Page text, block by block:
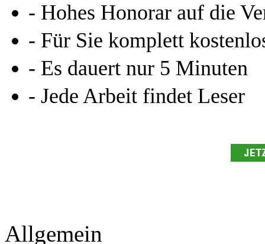
- Hohes Honorar auf die
- Für Sie komplett
- Es dauert nur 5 Minuten
- Jede Arbeit findet Leser
Allgemein